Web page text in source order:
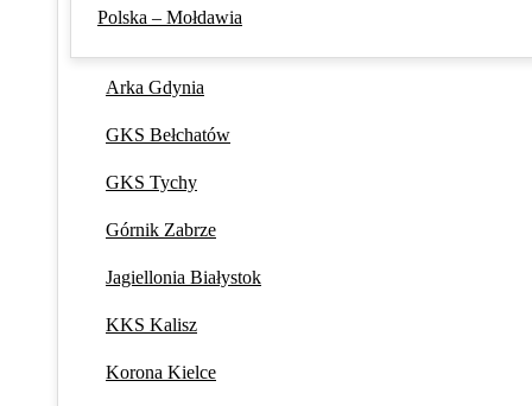
Polska – Mołdawia
Arka Gdynia
GKS Bełchatów
GKS Tychy
Górnik Zabrze
Jagiellonia Białystok
KKS Kalisz
Korona Kielce